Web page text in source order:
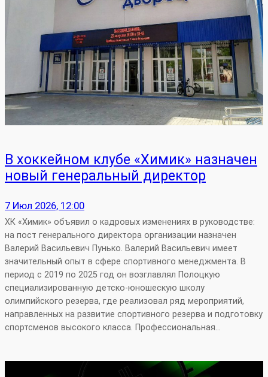
В хоккейном клубе «Химик» назначен
новый генеральный директор
7 Июл 2026, 12:00
ХК «Химик» объявил о кадровых изменениях в руководстве:
на пост генерального директора организации назначен
Валерий Васильевич Пунько. Валерий Васильевич имеет
значительный опыт в сфере спортивного менеджмента. В
период с 2019 по 2025 год он возглавлял Полоцкую
специализированную детско‑юношескую школу
олимпийского резерва, где реализовал ряд мероприятий,
направленных на развитие спортивного резерва и подготовку
спортсменов высокого класса. Профессиональная…